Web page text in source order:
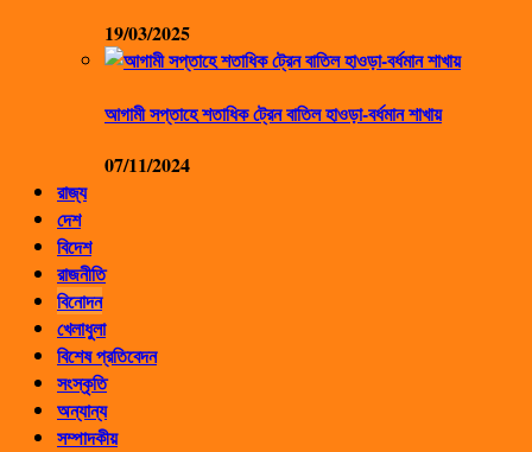
19/03/2025
আগামী সপ্তাহে শতাধিক ট্রেন বাতিল হাওড়া-বর্ধমান শাখায়
07/11/2024
রাজ্য
দেশ
বিদেশ
রাজনীতি
বিনোদন
খেলাধুলা
বিশেষ প্রতিবেদন
সংস্কৃতি
অন্যান্য
সম্পাদকীয়